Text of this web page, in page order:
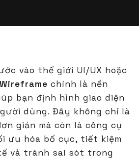
vào thế giới UI/UX hoặc
Wireframe chính là nền
bạn định hình giao diện
dùng. Đây không chỉ là
giản mà còn là công cụ
ưu hóa bố cục, tiết kiệm
và tránh sai sót trong